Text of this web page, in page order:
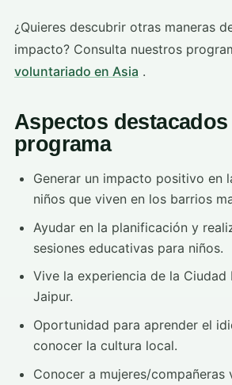
¿Quieres descubrir otras maneras
impacto? Consulta nuestros
voluntariado en Asia .
Aspectos destacados
programa
Generar un impacto positivo en
niños que viven en los barrios
Ayudar en la planificación y
sesiones educativas para niños.
Vive la experiencia de la Ciudad
Jaipur.
Oportunidad para aprender el
conocer la cultura local.
Conocer a mujeres/compañeras